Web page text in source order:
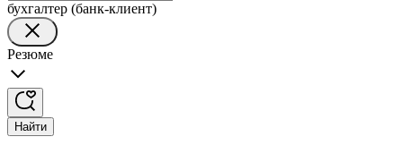
бухгалтер (банк-клиент)
Резюме
Найти